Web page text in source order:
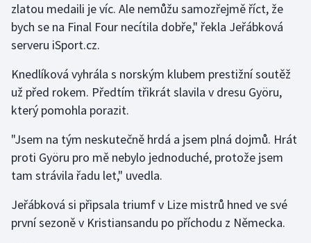
Motorsport
Olympijské hry
Parasport
Plavání
Plážový volejbal
Rychlobruslení
zlatou medaili je víc. Ale nemůžu samozřejmě říct, že
bych se na Final Four necítila dobře," řekla Jeřábková
serveru iSport.cz.
Knedlíková vyhrála s norským klubem prestižní soutěž
už před rokem. Předtím třikrát slavila v dresu Györu,
který pomohla porazit.
"Jsem na tým neskutečně hrdá a jsem plná dojmů. Hrát
proti Györu pro mě nebylo jednoduché, protože jsem
tam strávila řadu let," uvedla.
Jeřábková si připsala triumf v Lize mistrů hned ve své
první sezoně v Kristiansandu po příchodu z Německa.